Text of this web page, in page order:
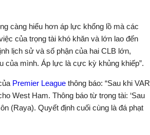
càng hiểu hơn áp lực khổng lồ mà các
của trọng tài khó khăn và lớn lao đến
lịch sử và số phận của hai CLB lớn,
của mình. Áp lực là cực kỳ khủng khiếp”.
Premier League thông báo: “Sau khi VAR
West Ham. Thông báo từ trọng tài: ‘Sau
(Raya). Quyết định cuối cùng là đá phạt